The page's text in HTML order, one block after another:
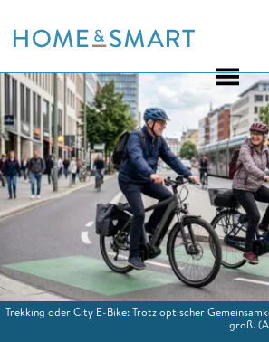
to
Trekking oder City E-Bike: Trotz optischer
groß.